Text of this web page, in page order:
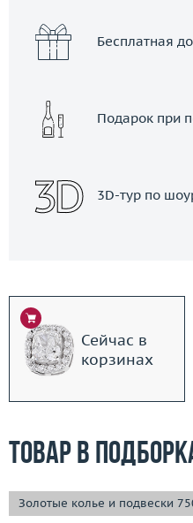
Бесплатная
Подарок при
3D-тур по
Сейчас в
корзинах
Товар в
Золотые колье и подвески